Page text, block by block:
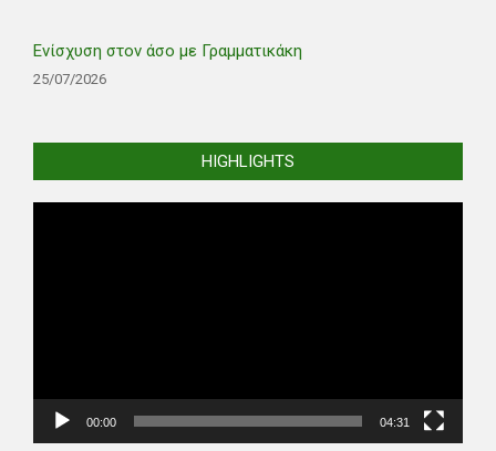
Ενίσχυση στον άσο με Γραμματικάκη
25/07/2026
HIGHLIGHTS
00:00 04:31